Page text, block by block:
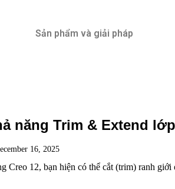
Sản phẩm và giải pháp
năng Trim & Extend
16, 2025
Creo 12, bạn hiện có thể cắt (trim) ranh